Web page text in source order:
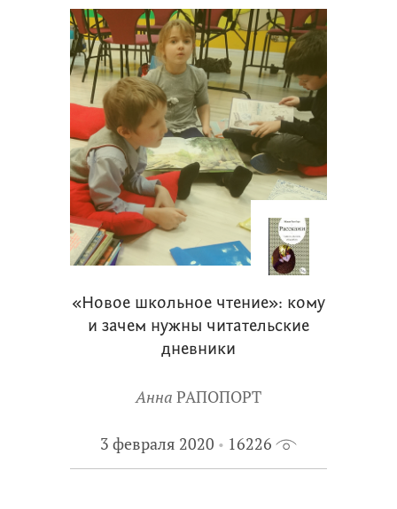
«Новое школьное чтение»: кому
и зачем нужны читательские
дневники
Анна РАПОПОРТ
3 февраля 2020 16226